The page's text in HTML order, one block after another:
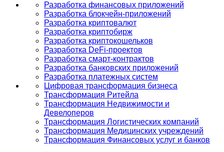
Разработка финансовых приложений
Разработка блокчейн-приложений
Разработка криптовалют
Разработка криптобирж
Разработка криптокошельков
Разработка DeFi-проектов
Разработка смарт-контрактов
Разработка банковских приложений
Разработка платежных систем
Цифровая трансформация бизнеса
Трансформация Ритейла
Трансформация Недвижимости и
Девелоперов
Трансформация Логистических компаний
Трансформация Медицинских учреждений
Трансформация Финансовых услуг и банков